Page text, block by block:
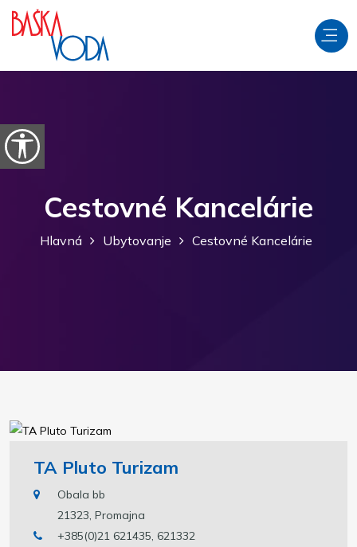
Preskočiť na obsah
Otvorte možnosti dostupnosti
Cestovné Kancelárie
Hlavná Ubytovanje Cestovné Kancelárie
TA Pluto Turizam
Obala bb
21323, Promajna
+385(0)21 621435, 621332